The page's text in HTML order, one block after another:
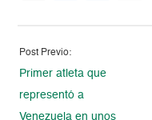
Post Previo:
Primer atleta que
representó a
Venezuela en unos